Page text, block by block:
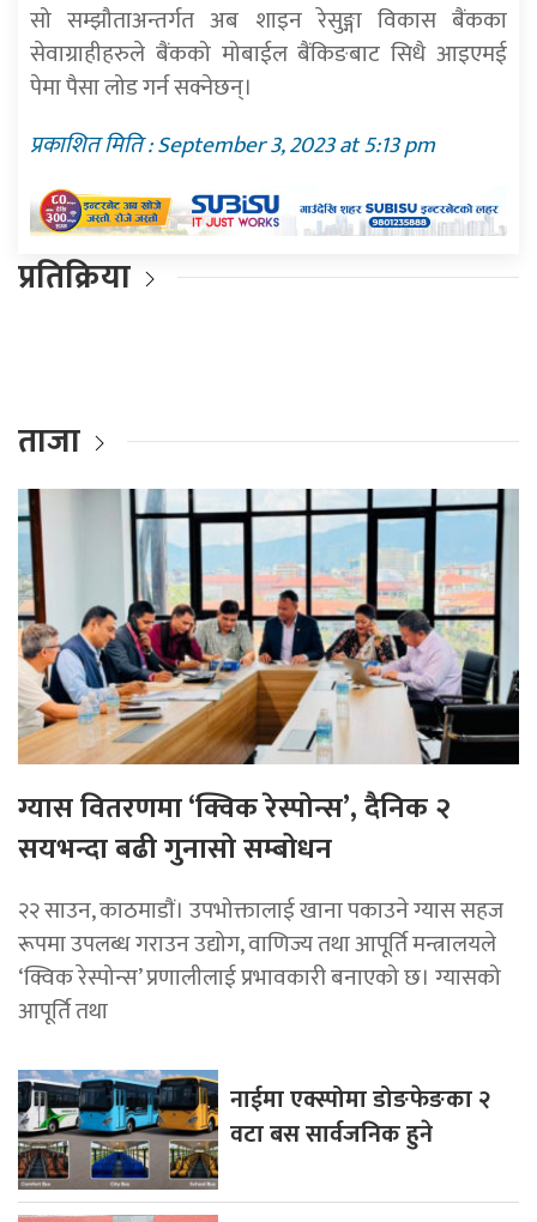
सो सम्झौताअन्तर्गत अब शाइन रेसुङ्गा विकास बैंकका
सेवाग्राहीहरुले बैंकको मोबाईल बैंकिङबाट सिधै आइएमई
पेमा पैसा लोड गर्न सक्नेछन्।
प्रकाशित मिति : September 3, 2023 at 5:13 pm
प्रतिक्रिया
ताजा
ग्यास वितरणमा ‘क्विक रेस्पोन्स’, दैनिक २
सयभन्दा बढी गुनासो सम्बोधन
२२ साउन, काठमाडाैं। उपभोक्तालाई खाना पकाउने ग्यास सहज
रूपमा उपलब्ध गराउन उद्योग, वाणिज्य तथा आपूर्ति मन्त्रालयले
‘क्विक रेस्पोन्स’ प्रणालीलाई प्रभावकारी बनाएको छ। ग्यासको
आपूर्ति तथा
नाईमा एक्स्पोमा डोङफेङका २
वटा बस सार्वजनिक हुने